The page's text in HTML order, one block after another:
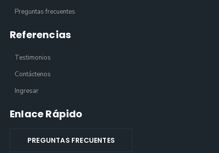
Preguntas frecuentes
Referencias
Testimonios
Contáctenos
Ingresar
Enlace Rápido
PREGUNTAS FRECUENTES